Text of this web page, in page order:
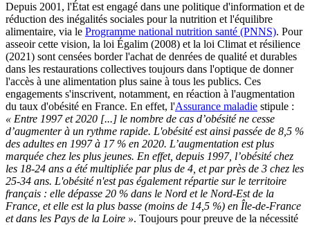
Depuis 2001, l'État est engagé dans une politique d'information et de
réduction des inégalités sociales pour la nutrition et l'équilibre
alimentaire, via le Programme national nutrition santé (PNNS). Pour
asseoir cette vision, la loi Égalim (2008) et la loi Climat et résilience
(2021) sont censées border l'achat de denrées de qualité et durables
dans les restaurations collectives toujours dans l'optique de donner
l'accès à une alimentation plus saine à tous les publics. Ces
engagements s'inscrivent, notamment, en réaction à l'augmentation
du taux d'obésité en France. En effet, l'Assurance maladie stipule :
« Entre 1997 et 2020 [...] le nombre de cas d’obésité ne cesse
d’augmenter à un rythme rapide. L'obésité est ainsi passée de 8,5 %
des adultes en 1997 à 17 % en 2020. L’augmentation est plus
marquée chez les plus jeunes. En effet, depuis 1997, l’obésité chez
les 18-24 ans a été multipliée par plus de 4, et par près de 3 chez les
25-34 ans. L'obésité n'est pas également répartie sur le territoire
français : elle dépasse 20 % dans le Nord et le Nord-Est de la
France, et elle est la plus basse (moins de 14,5 %) en Île-de-France
et dans les Pays de la Loire ». Toujours pour preuve de la nécessité